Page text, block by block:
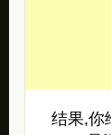
结果,你